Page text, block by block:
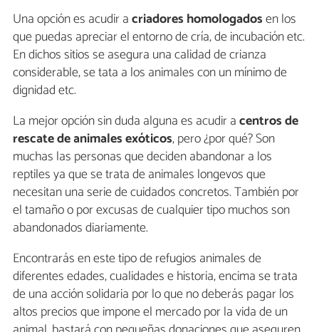
Una opción es acudir acriadores homologadosen los
que puedas apreciar el entorno de cría, de incubación etc.
En dichos sitios se asegura una calidad de crianza
considerable, se tata a los animales con un mínimo de
dignidad etc.
La mejor opción sin duda alguna es acudir acentros de
rescate de animales exóticos, pero ¿por qué? Son
muchas las personas que deciden abandonar a los
reptiles ya que se trata de animales longevos que
necesitan una serie de cuidados concretos. También por
el tamaño o por excusas de cualquier tipo muchos son
abandonados diariamente.
Encontrarás en este tipo de refugios animales de
diferentes edades, cualidades e historia, encima se trata
de una acción solidaria por lo que no deberás pagar los
altos precios que impone el mercado por la vida de un